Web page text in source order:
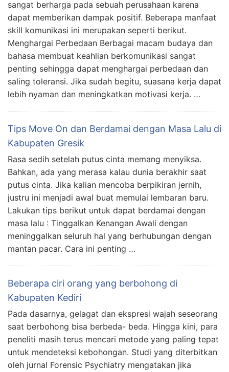
sangat berharga pada sebuah perusahaan karena
dapat memberikan dampak positif. Beberapa manfaat
skill komunikasi ini merupakan seperti berikut.
Menghargai Perbedaan Berbagai macam budaya dan
bahasa membuat keahlian berkomunikasi sangat
penting sehingga dapat menghargai perbedaan dan
saling toleransi. Jika sudah begitu, suasana kerja dapat
lebih nyaman dan meningkatkan motivasi kerja. …
Tips Move On dan Berdamai dengan Masa Lalu di
Kabupaten Gresik
Rasa sedih setelah putus cinta memang menyiksa.
Bahkan, ada yang merasa kalau dunia berakhir saat
putus cinta. Jika kalian mencoba berpikiran jernih,
justru ini menjadi awal buat memulai lembaran baru.
Lakukan tips berikut untuk dapat berdamai dengan
masa lalu : Tinggalkan Kenangan Awali dengan
meninggalkan seluruh hal yang berhubungan dengan
mantan pacar. Cara ini penting …
Beberapa ciri orang yang berbohong di
Kabupaten Kediri
Pada dasarnya, gelagat dan ekspresi wajah seseorang
saat berbohong bisa berbeda- beda. Hingga kini, para
peneliti masih terus mencari metode yang paling tepat
untuk mendeteksi kebohongan. Studi yang diterbitkan
oleh jurnal Forensic Psychiatry mengatakan jika